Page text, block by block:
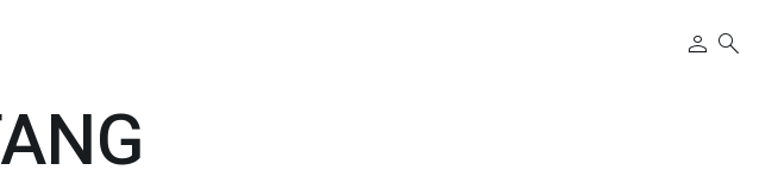
person search